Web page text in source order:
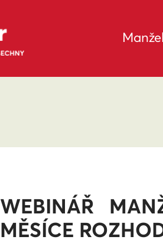
WEBINÁŘ
MĚSÍCE